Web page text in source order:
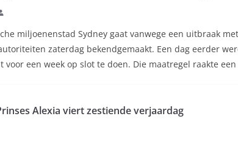
miljoenenstad Sydney gaat vanwege een uitbraak
zaterdag bekendgemaakt. Een dag eerder
voor een week op slot te doen. Die maatregel raakte
Alexia viert zestiende verjaardag